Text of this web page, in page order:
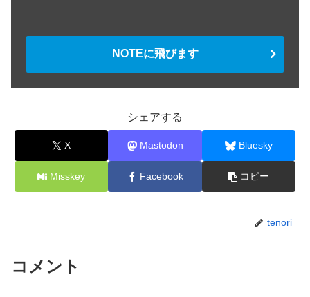
NOTEに飛びます
シェアする
X Mastodon Bluesky
Misskey Facebook コピー
tenori
コメント